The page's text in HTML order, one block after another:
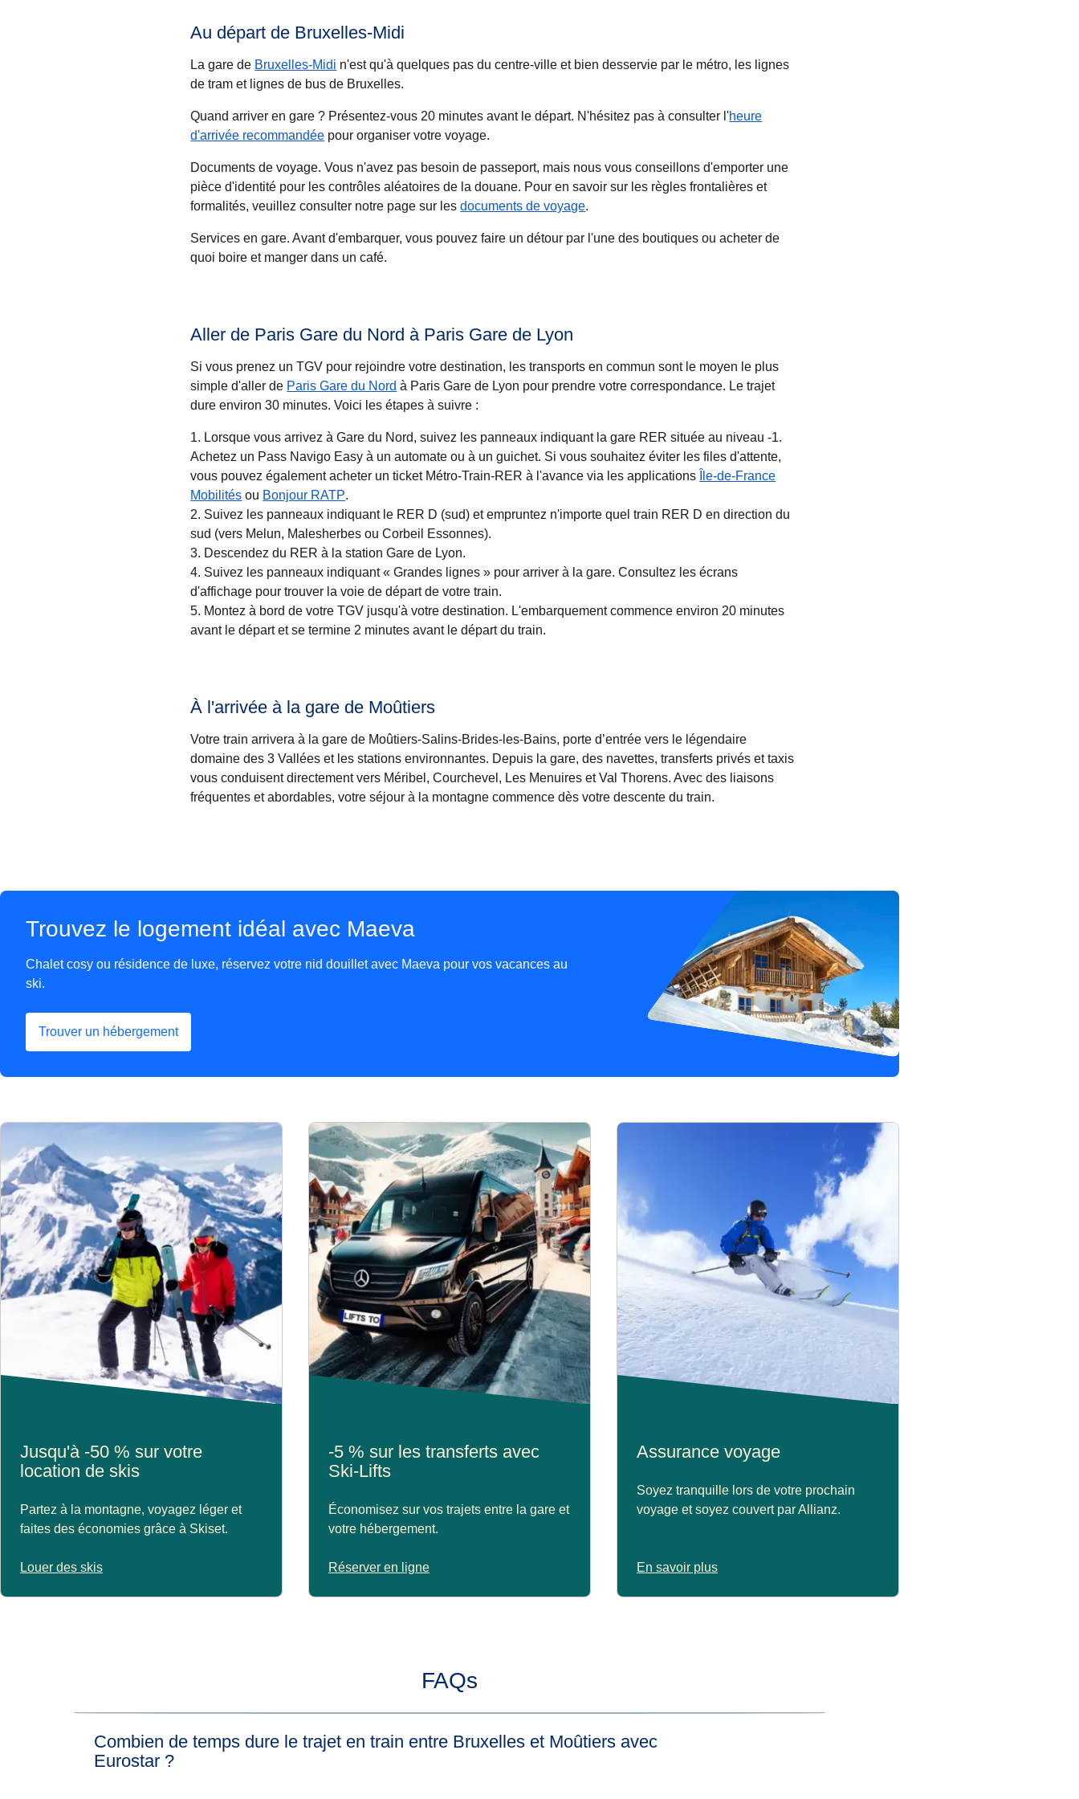
Au départ de Bruxelles-Midi
La gare de Bruxelles-Midi n'est qu'à quelques pas du centre-ville et bien desservie par le métro, les lignes
de tram et lignes de bus de Bruxelles.
Quand arriver en gare ? Présentez-vous 20 minutes avant le départ. N'hésitez pas à consulter l'heure
d'arrivée recommandée pour organiser votre voyage.
Documents de voyage. Vous n'avez pas besoin de passeport, mais nous vous conseillons d'emporter une
pièce d'identité pour les contrôles aléatoires de la douane. Pour en savoir sur les règles frontalières et
formalités, veuillez consulter notre page sur lesdocuments de voyage.
Services en gare. Avant d'embarquer, vous pouvez faire un détour par l'une des boutiques ou acheter de
quoi boire et manger dans un café.
Aller de Paris Gare du Nord à Paris Gare de Lyon
Si vous prenez un TGV pour rejoindre votre destination, les transports en commun sont le moyen le plus
simple d'aller de Paris Gare du Nord à Paris Gare de Lyon pour prendre votre correspondance. Le trajet
dure environ30 minutes. Voici les étapes à suivre :
Lorsque vous arrivez à Gare du Nord, suivez les panneaux indiquant la gare RER située au niveau -1.
Achetez un Pass Navigo Easy à un automate ou à un guichet. Si vous souhaitez éviter les files d'attente,
vous pouvez également acheter un ticket Métro-Train-RER à l'avance via les applications
Île-de-France
Mobilités(Ouvre un nouvel onglet
ou Bonjour RATP.
Suivez les panneaux indiquant le RER D (sud) et empruntez n'importe quel train RER D en direction du
sud (vers Melun, Malesherbes ou Corbeil Essonnes).
Descendez du RER à la station Gare de Lyon.
Suivez les panneaux indiquant « Grandes lignes » pour arriver à la gare. Consultez les écrans
d'affichage pour trouver la voie de départ de votre train.
Montez à bord de votre TGV jusqu'à votre destination. L'embarquement commence environ 20 minutes
avant le départ et se termine 2 minutes avant le départ du train.
À l'arrivée à la gare de Moûtiers
Votre train arrivera à la gare de Moûtiers-Salins-Brides-les-Bains, porte d’entrée vers le légendaire
domaine des 3 Vallées et les stations environnantes. Depuis la gare, des navettes, transferts privés et taxis
vous conduisent directement vers Méribel, Courchevel, Les Menuires et Val Thorens. Avec des liaisons
fréquentes et abordables, votre séjour à la montagne commence dès votre descente du train.
Trouvez le logement idéal avec Maeva
Chalet cosy ou résidence de luxe, réservez votre nid douillet avec Maeva pour vos vacances au
ski.
Trouver un hébergement
(Ouvre un nouvel onglet
Jusqu'à -50 % sur votre
location de skis
Partez à la montagne, voyagez léger et
faites des économies grâce à Skiset.
Louer des skis
-5 % sur les transferts avec
Ski-Lifts
Économisez sur vos trajets entre la gare et
votre hébergement.
Réserver en ligne
Assurance voyage
Soyez tranquille lors de votre prochain
voyage et soyez couvert par Allianz.
En savoir plus
FAQs
Combien de temps dure le trajet en train entre Bruxelles et Moûtiers avec
Eurostar ?